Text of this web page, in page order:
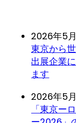
2026年5
東京から
出展企業
ます
2026年5
「東京ー